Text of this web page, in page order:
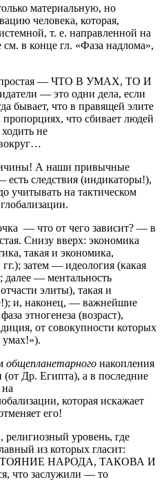
материальную, но
человека, которая,
т. е. направленной на
в конце гл. «Фаза надлома»,
простая — ЧТО В УМАХ, ТО И
— это одни дела, если
бывает, что в правящей элите
что сбивает людей
не
А наши привычные
следствия (индикаторы!),
учитывать на тактическом
— что от чего зависит? — в
Снизу вверх: экономика
такая и экономика,
затем — идеология (какая
далее — ментальность
элиты), такая и
и, наконец, — важнейшие
этногенеза (возраст),
от совокупности которых
умах!»).
общепланетарного накопления
(от Др. Египта), а в последние
которая искажает
его!
уровень, где
из которых гласит:
НАРОДА, ТАКОВА И
что заслужили — то